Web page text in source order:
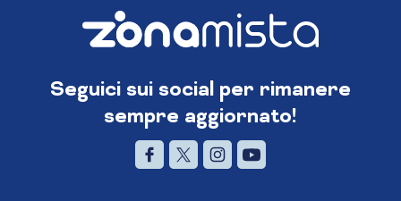
Seguici sui social per rimanere
sempre aggiornato!